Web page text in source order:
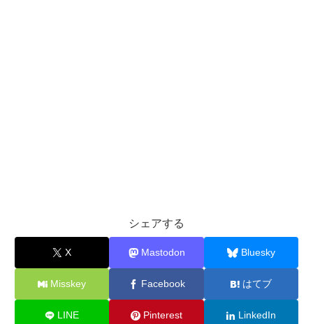
シェアする
X Mastodon Bluesky
Misskey Facebook はてブ
LINE Pinterest LinkedIn